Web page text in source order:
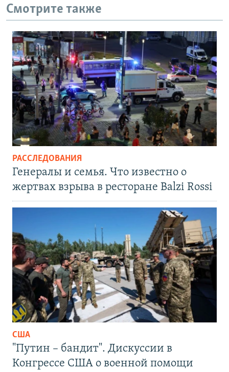
Смотрите также
РАССЛЕДОВАНИЯ
Генералы и семья. Что известно о
жертвах взрыва в ресторане Balzi Rossi
США
"Путин – бандит". Дискуссии в
Конгрессе США о военной помощи